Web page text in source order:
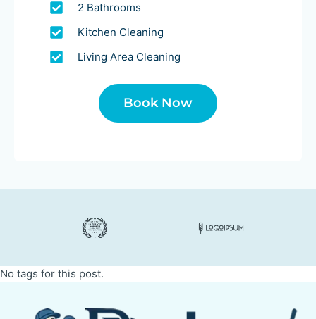
2 Bathrooms
Kitchen Cleaning
Living Area Cleaning
Book Now
No tags for this post.